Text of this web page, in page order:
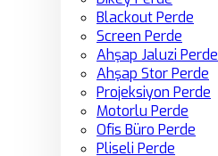
Blackout Perde
Screen Perde
Ahşap Jaluzi Perde
Ahşap Stor Perde
Projeksiyon Perde
Motorlu Perde
Ofis Büro Perde
Pliseli Perde